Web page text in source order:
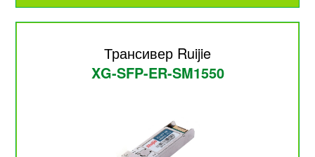
Трансивер Ruijie
XG-SFP-ER-SM1550